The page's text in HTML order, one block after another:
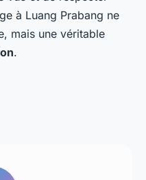
à Luang Prabang ne
mais une véritable
.